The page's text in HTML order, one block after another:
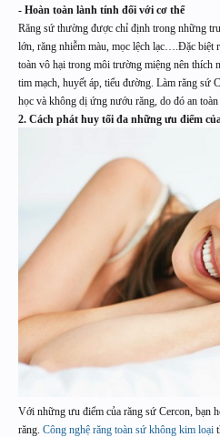
- Hoàn toàn lành tính đối với cơ thể
Răng sứ thường được chỉ định trong những
lớn, răng nhiễm màu, mọc lệch lạc….Đặc biệt
toàn vô hại trong môi trường miệng nên thích
tim mạch, huyết áp, tiểu đường. Làm răng sứ
học và không dị ứng nướu răng, do đó an
2. Cách phát huy tối đa những ưu điểm
Với những ưu điểm của răng sứ Cercon, bạn
răng. Công nghệ răng toàn sứ không kim loại